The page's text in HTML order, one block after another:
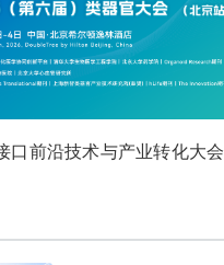
口前沿技术与产业转化大会